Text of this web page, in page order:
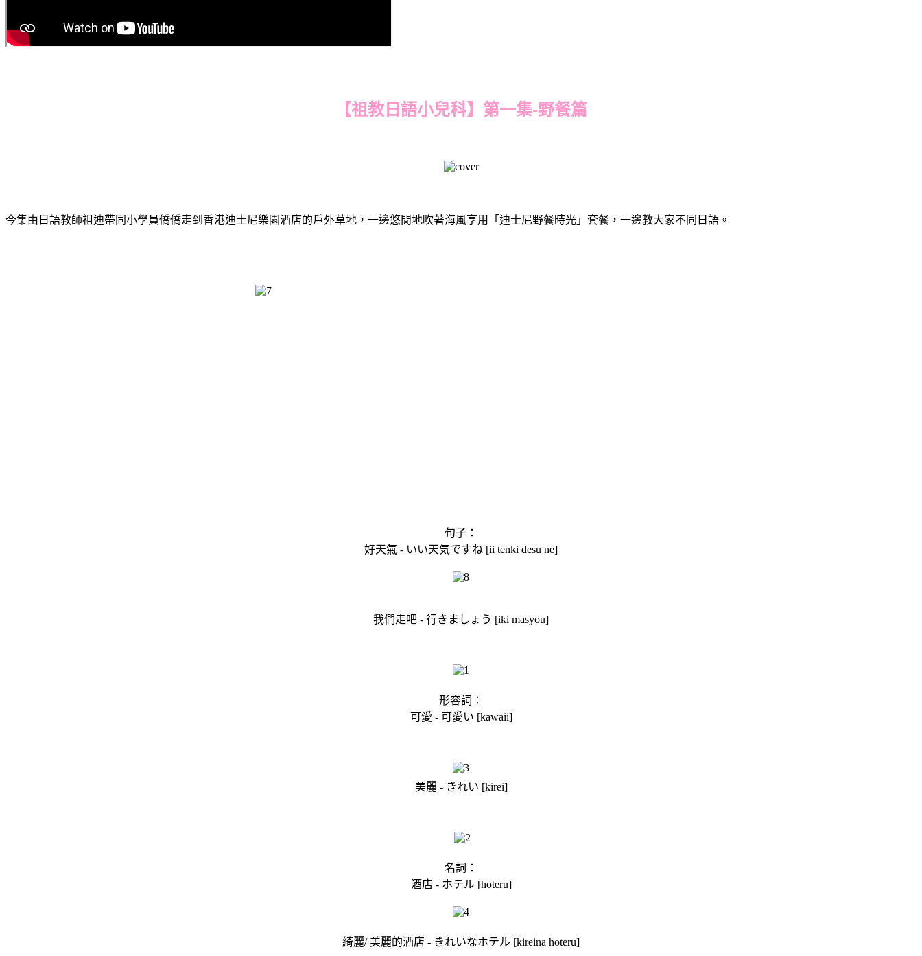
【祖教日語小兒科】第一集-野餐篇
今集由日語教師祖迪帶同小學員僑僑走到香港迪士尼樂園酒店的戶外草地，一邊悠閒地吹著海風享用「迪士尼野餐時光」套餐，一邊教大家不同日語。
句子：
好天氣 - いい天気ですね [ii tenki desu ne]
我們走吧 - 行きましょう [iki masyou]
形容詞：
可愛 - 可愛い [kawaii]
美麗 - きれい [kirei]
名詞：
酒店 - ホテル [hoteru]
綺麗/ 美麗的酒店 - きれいなホテル [kireina hoteru]